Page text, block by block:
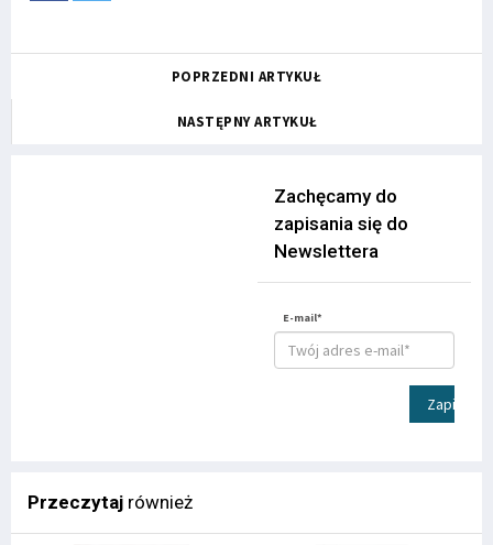
POPRZEDNI ARTYKUŁ
NASTĘPNY ARTYKUŁ
Zachęcamy do
zapisania się do
Newslettera
E-mail*
Zapisz
Przeczytaj również